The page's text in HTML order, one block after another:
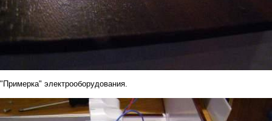
"Примерка" электрооборудования.